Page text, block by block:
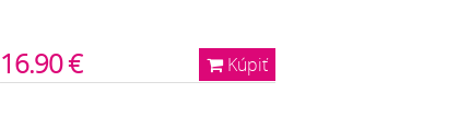
Kúpiť
16.90 €